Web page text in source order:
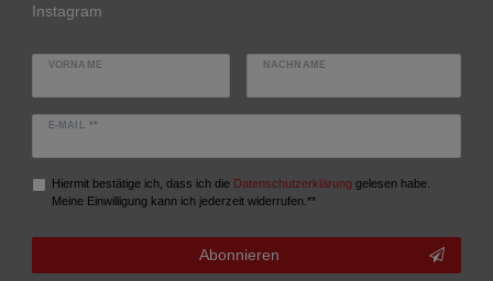
Instagram
VORNAME NACHNAME
E-MAIL **
Hiermit bestätige ich, dass ich die Daten­schutz­erklärung gelesen habe.
Meine Einwilligung kann ich jederzeit widerrufen.**
Abonnieren